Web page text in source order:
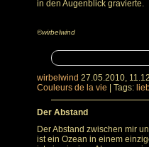
in den Augenblick gravierte.
©wirbelwind
wirbelwind 27.05.2010,
Couleurs de la vie
Tags:
Der Abstand
Der Abstand zwischen mir
ist ein Ozean in einem